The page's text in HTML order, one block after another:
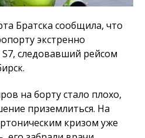
Братска сообщила, что
экстренно
следовавший рейсом
на борту стало плохо,
приземлиться. На
кризом уже